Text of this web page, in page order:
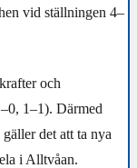
vid ställningen 4–
och
1–1). Därmed
det att ta nya
i Alltvåan.